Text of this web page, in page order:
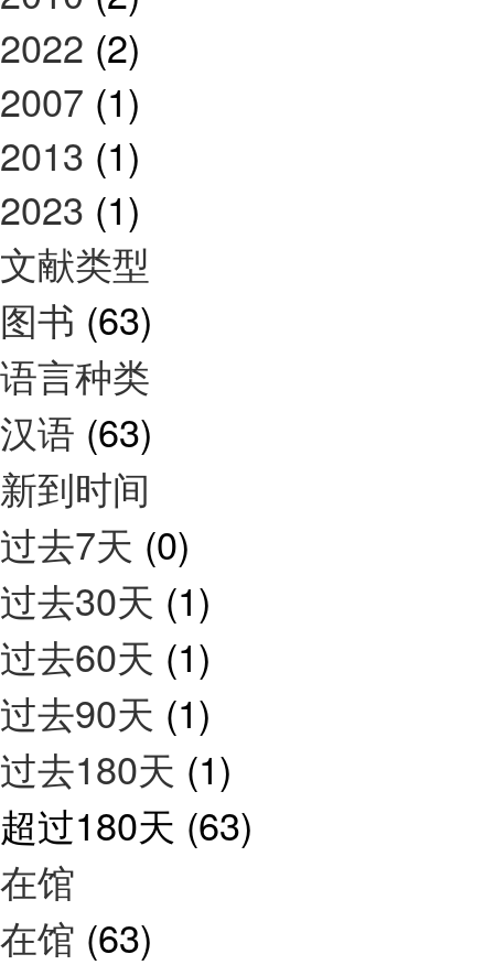
2022 (2)
2007 (1)
2013 (1)
2023 (1)
文献类型
图书 (63)
语言种类
汉语 (63)
新到时间
过去7天 (0)
过去30天 (1)
过去60天 (1)
过去90天 (1)
过去180天 (1)
超过180天 (63)
在馆
在馆 (63)